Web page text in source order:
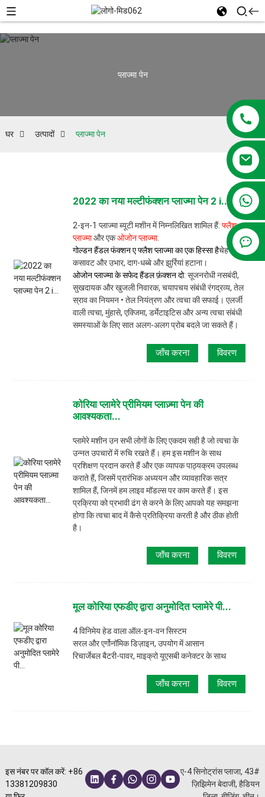
+86 13381209830
प्लाज्मा पेन
घर उत्पादों प्लाज्मा पेन
2022 का नया मल्टीफंक्शन प्लाज्मा पेन 2 i...
2-इन-1 प्लाज्मा ब्यूटी मशीन में निम्नलिखित शामिल हैं:फ्लैश
प्लाज्माऔर एकओजोन प्लाज्मा.
गोल्डन हैंडल फंक्शन ए फ्लैश प्लाज्मा का एक हिस्सा हैचेहरे की
कसावट और उभार, दाग-धब्बे और झुर्रियां हटाना।
ओजोन प्लाज्मा के सफेद हैंडल फ़ंक्शन दो: सूजनरोधी नसबंदी,
सुखदायक और खुजली निवारक, चयापचय संबंधी रंगद्रव्य, तेल
स्राव का नियमन • तेल नियंत्रण और त्वचा की सफाई। एलर्जी
वाली त्वचा, मुंहासे, एक्जिमा, डर्मेटाइटिस और अन्य त्वचा संबंधी
समस्याओं के लिए सात अलग-अलग प्रोब बदले जा सकते हैं।
जाँच करना विवरण
कोरिया प्लामेरे प्रीमियम प्लाज़्मा पेन की
आवश्यकता...
प्लामेरे मशीन उन सभी लोगों के लिए एकदम सही है जो त्वचा के
उन्नत उपचारों में रुचि रखते हैं। हम इस मशीन के साथ
प्रशिक्षण प्रदान करते हैं और एक व्यापक पाठ्यक्रम उपलब्ध
कराते हैं, जिसमें प्रारंभिक अध्ययन और व्यावहारिक सत्र
शामिल हैं, जिनमें हम लाइव मॉडल्स पर काम करते हैं। इस
प्रक्रिया को प्रभावी ढंग से करने के लिए आपको यह समझना
होगा कि त्वचा बाद में कैसे प्रतिक्रिया करती है और ठीक होती
है।
जाँच करना विवरण
मूल कोरिया एफडीए द्वारा अनुमोदित प्लामेरे पी...
4 विनिमेय हेड वाला ऑल-इन-वन सिस्टम
सरल और एर्गोनॉमिक डिज़ाइन, उपयोग में आसान
रिचार्जेबल बैटरी-पावर, माइक्रो यूएसबी कनेक्टर के साथ
जाँच करना विवरण
इस नंबर पर कॉल करें: +86
13381209830
ए-4 सिनोट्रांस प्लाजा, 43#
ज़िझिमेन बेदाजी, हैडियन